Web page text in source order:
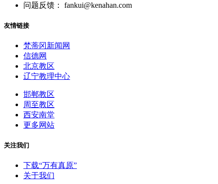
问题反馈： fankui@kenahan.com
友情链接
梵蒂冈新闻网
信德网
北京教区
辽宁教理中心
邯郸教区
周至教区
西安南堂
更多网站
关注我们
下载“万有真原”
关于我们